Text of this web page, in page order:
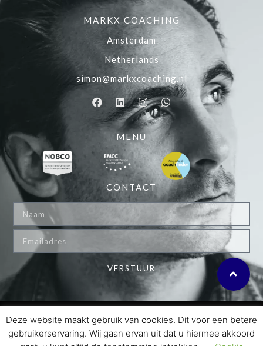
MARKX COACHING
Amsterdam
Netherlands
simon@markxcoaching.nl
MENU
CONTACT
VERSTUUR
© 2024 MARKX COACHING
PRIVACY POLICY
Deze website maakt gebruik van cookies. Dit voor een betere
gebruikerservaring. Wij gaan ervan uit dat u hiermee akkoord